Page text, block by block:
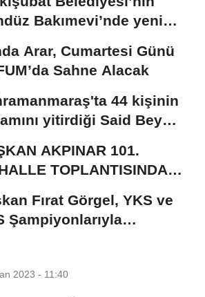
Bakımevi’nde yeni
Arar, Cumartesi Günü
Sahne Alacak
44 kişinin
yitirdiği Said Bey
AKPINAR 101.
TOPLANTISINDA
Fırat Görgel, YKS ve
Şampiyonlarıyla
2023 - 11:40